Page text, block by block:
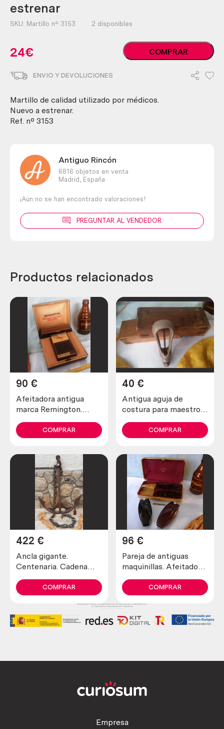
estrenar
SKU: Martillo nº 3153 2 disponibles
24€
Martillo
percutor
Nuevo
COMPRAR
ENVIO Y DEVOLUCIONES
Martillo de calidad utilizado por médicos.
Nuevo a estrenar.
Ref. nº 3153
Antiguo Rincón
6816 objetos en venta
Madrid,
España
¡Aún no se han encontrado valoraciones!
PREGUNTAR AL VENDEDOR
Productos relacionados
Afeitadora antigua
marca Remington.
colección
90 €
COMPRAR
Antigua aguja de
costura para maestros
Años 30
40 €
COMPRAR
Ancla gigante.
Centenaria. Cadena
Impresionante.
Antique anchor
422 €
COMPRAR
Pareja de antiguas
maquinillas. Afeitadora
schick.
96 €
COMPRAR
Empresa